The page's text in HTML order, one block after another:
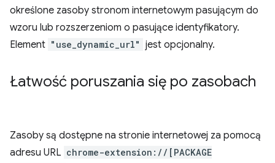
określone zasoby stronom internetowym pasującym do
wzoru lub rozszerzeniom o pasujące identyfikatory.
Element "use_dynamic_url" jest opcjonalny.
Łatwość poruszania się po zasobach
Zasoby są dostępne na stronie internetowej za pomocą
adresu URL chrome-extension://[PACKAGE